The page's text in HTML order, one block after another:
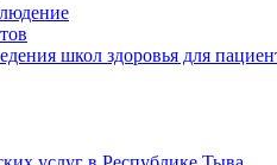
школ здоровья для